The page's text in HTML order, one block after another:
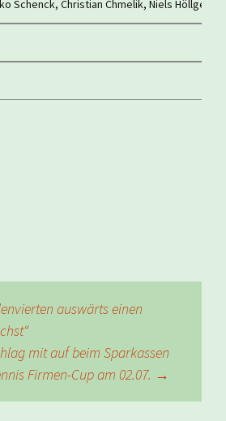
Schenck, Christian Chmelik, Niels Höllger
auswärts einen
mit auf beim Sparkassen
Firmen-Cup am 02.07. →